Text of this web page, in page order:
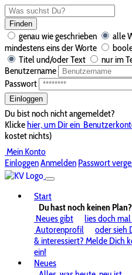
Finden
genau wie geschrieben
alle
mindestens eins der Worte
Titel und/oder Text
nur im
Benutzername
Passwort
Einloggen
Du bist noch nicht angemeldet?
Klickehier, um Dir ein
kostet nichts)
Mein Konto
EinloggenAnmelden Passwort
Start
Du hast noch keinen Plan?
Neues gibt
lies doch
Autorenprofil
oder sieh
& interessiert? Melde Dich
ein!
Neues